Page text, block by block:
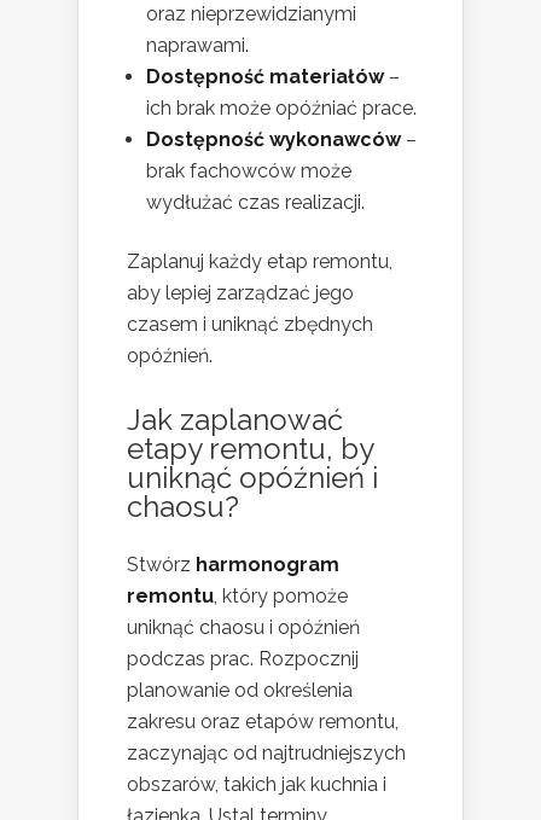
oraz nieprzewidzianymi
naprawami.
Dostępność materiałów–
ich brak może opóźniać prace.
Dostępność wykonawców–
brak fachowców może
wydłużać czas realizacji.
Zaplanuj każdy etap remontu,
aby lepiej zarządzać jego
czasem i uniknąć zbędnych
opóźnień.
Jak zaplanować
etapy remontu, by
uniknąć opóźnień i
chaosu?
Stwórz harmonogram
remontu , który pomoże
uniknąć chaosu i opóźnień
podczas prac. Rozpocznij
planowanie od określenia
zakresu oraz etapów remontu,
zaczynając od najtrudniejszych
obszarów, takich jak kuchnia i